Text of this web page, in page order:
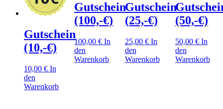
Gutschein
(10,-€)
10,00 € In
den
Warenkorb
Gutschein
(100,-€)
100,00€ In
den
Warenkorb
Gutschein
(25,-€)
25,00 € In
den
Warenkorb
(50,-€)
50,00 € In
den
Warenkorb